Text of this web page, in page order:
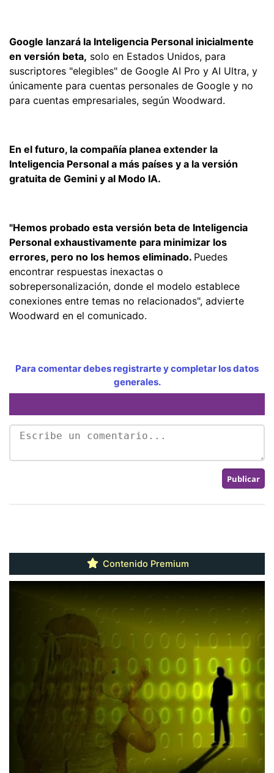
Google lanzará la Inteligencia Personal inicialmente
en versión beta, solo en Estados Unidos, para
suscriptores "elegibles" de Google AI Pro y AI Ultra, y
únicamente para cuentas personales de Google y no
para cuentas empresariales, según Woodward.
En el futuro, la compañía planea extender la
Inteligencia Personal a más países y a la versión
gratuita de Gemini y al Modo IA.
"Hemos probado esta versión beta de Inteligencia
Personal exhaustivamente para minimizar los
errores, pero no los hemos eliminado. Puedes
encontrar respuestas inexactas o
sobrepersonalización, donde el modelo establece
conexiones entre temas no relacionados", advierte
Woodward en el comunicado.
Para comentar debes registrarte y completar los datos
generales.
Contenido Premium